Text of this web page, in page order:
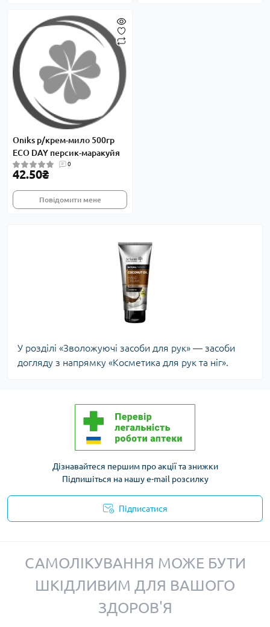
Oniks р/крем-мило 500гр
ECO DAY персик-маракуйя
0
42.50₴
Повідомити мене
У розділі «Зволожуючі засоби для рук» — засоби
догляду з напрямку «Косметика для рук та ніг».
Дізнавайтеся першим про акції та знижки
Підпишіться на нашу e-mail розсилку
Підписатися
САМОЛІКУВАННЯ МОЖЕ БУТИ
ШКІДЛИВИМ ДЛЯ ВАШОГО
ЗДОРОВ'Я